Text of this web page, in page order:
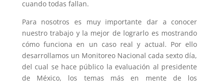
cuando todas fallan.
Para nosotros es muy importante dar a conocer
nuestro trabajo y la mejor de lograrlo es mostrando
cómo funciona en un caso real y actual. Por ello
desarrollamos un Monitoreo Nacional cada sexto día,
del cual se hace público la evaluación al presidente
de México, los temas más en mente de los